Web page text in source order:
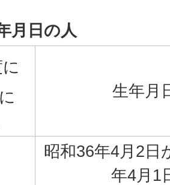
月日の人
生年月
昭和36年4月2日
年4月1